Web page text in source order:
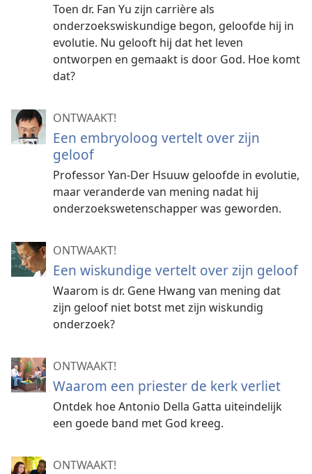
Toen dr. Fan Yu zijn carrière als
onderzoekswiskundige begon, geloofde hij in
evolutie. Nu gelooft hij dat het leven
ontworpen en gemaakt is door God. Hoe komt
dat?
ONTWAAKT!
Een embryoloog vertelt over zijn
geloof
Professor Yan-Der Hsuuw geloofde in evolutie,
maar veranderde van mening nadat hij
onderzoekswetenschapper was geworden.
ONTWAAKT!
Een wiskundige vertelt over zijn geloof
Waarom is dr. Gene Hwang van mening dat
zijn geloof niet botst met zijn wiskundig
onderzoek?
ONTWAAKT!
Waarom een priester de kerk verliet
Ontdek hoe Antonio Della Gatta uiteindelijk
een goede band met God kreeg.
ONTWAAKT!